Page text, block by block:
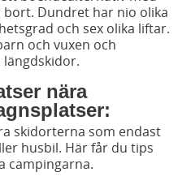
Dundret har nio olika
och sex olika liftar.
och vuxen och
längdskidor.
nära
skidorterna som endast
husbil. Här får du tips
campingarna.